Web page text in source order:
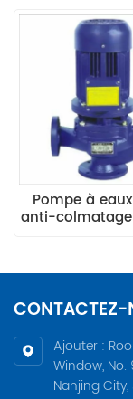
Pompe à
anti-
CONTACTEZ-
Ajouter :
Window,
Nanjing